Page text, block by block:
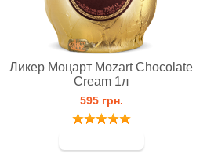
Ликер Моцарт Mozart Chocolate
Cream 1л
595 грн.